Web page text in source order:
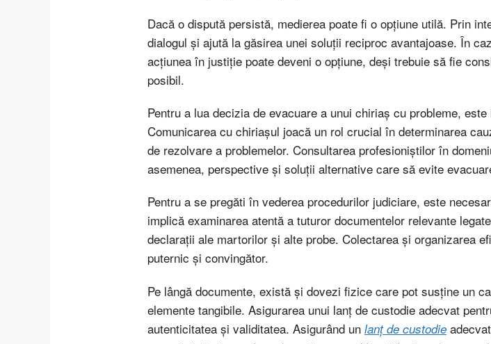
Dacă o dispută persistă, medierea poate fi o opțiune utilă. Prin
dialogul și ajută la găsirea unei soluții reciproc avantajoase. În
acțiunea în justiție poate deveni o opțiune, deși trebuie să fie
posibil.
Pentru a lua decizia de evacuare a unui chiriaș cu probleme,
Comunicarea cu chiriașul joacă un rol crucial în determinarea
de rezolvare a problemelor. Consultarea profesioniștilor în
asemenea, perspective și soluții alternative care să evite
Pentru a se pregăti în vederea procedurilor judiciare, este
implică examinarea atentă a tuturor documentelor relevante
declarații ale martorilor și alte probe. Colectarea și organizarea
puternic și convingător.
Pe lângă documente, există și dovezi fizice care pot susține un
elemente tangibile. Asigurarea unui lanț de custodie adecvat
autenticitatea și validitatea. Asigurând un lanț de custodie